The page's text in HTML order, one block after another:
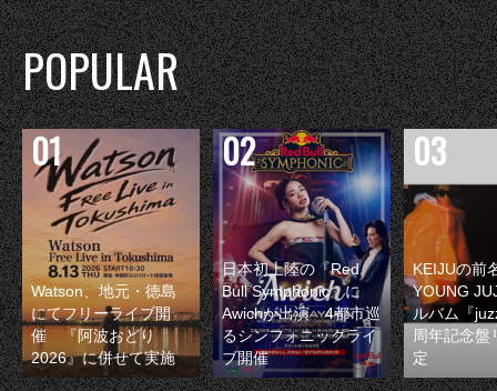
POPULAR
Watson、地元・徳島
にてフリーライブ開
催 『阿波おどり
2026』に併せて実施
日本初上陸の『Red
Bull Symphonic』に
Awichが出演 4都市巡
るシンフォニックライ
ブ開催
KEIJUの前
YOUNG
ルバム『
周年記念盤
定